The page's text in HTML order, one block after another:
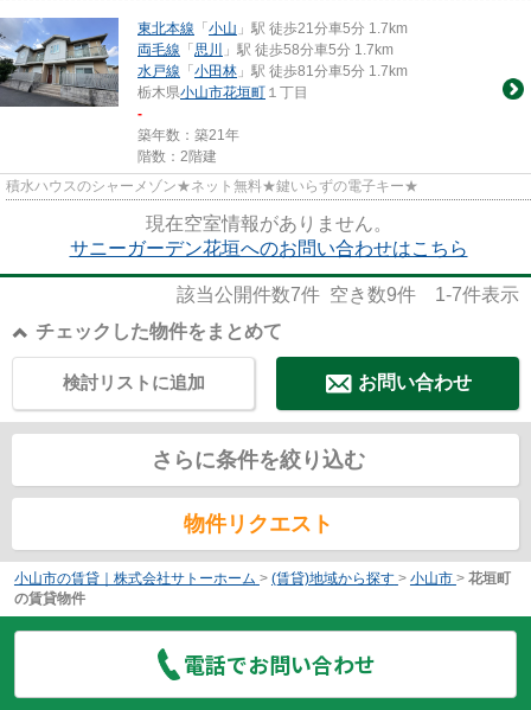
東北本線 「小山 」駅 徒歩21分車5分 1.7km
両毛線 「思川
」駅 徒歩58分車5分 1.7km
水戸線 「小田林 」駅 徒歩81分車5分 1.7km
栃木県小山市花垣町 １丁目
-
築年数：築21年
階数：2階建
積水ハウスのシャーメゾン★ネット無料★鍵いらずの電子キー★
現在空室情報がありません。
サニーガーデン花垣へのお問い合わせはこちら
該当公開件数7件 空き数9件 1-7件表示
チェックした物件をまとめて
お問い合わせ
検討リストに追加
さらに条件を絞り込む
物件リクエスト
小山市の賃貸｜株式会社サトーホーム > (賃貸)地域から探す > 小山市 > 花垣町
の賃貸物件
電話でお問い合わせ